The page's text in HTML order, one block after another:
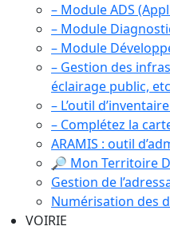
– Module ADS
– Module
– Module
– Gestion des
éclairage public,
– L’outil
– Complétez la
ARAMIS : outil
🔎 Mon Territoire
Gestion de
Numérisation des
VOIRIE